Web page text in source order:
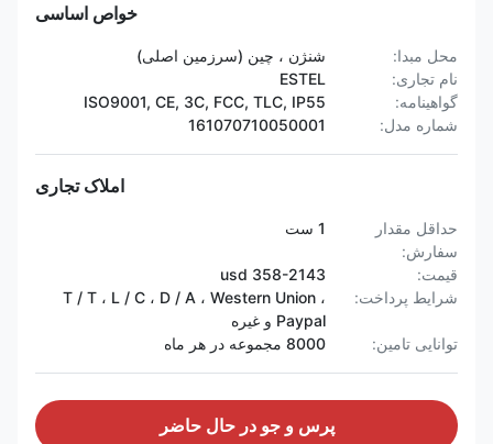
خواص اساسی
محل مبدا:
شنژن ، چین (سرزمین اصلی)
نام تجاری:
ESTEL
گواهینامه:
ISO9001, CE, 3C, FCC, TLC, IP55
شماره مدل:
161070710050001
املاک تجاری
حداقل مقدار
سفارش:
1 ست
قیمت:
358-2143 usd
شرایط پرداخت:
T / T ، L / C ، D / A ، Western Union ،
Paypal و غیره
توانایی تامین:
8000 مجموعه در هر ماه
پرس و جو در حال حاضر